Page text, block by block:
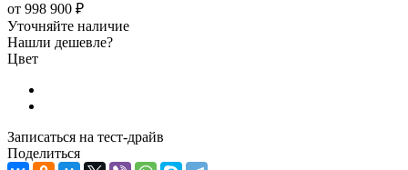
от 998 900 ₽
Уточняйте наличие
Нашли дешевле?
Цвет
Записаться на тест-драйв
Поделиться